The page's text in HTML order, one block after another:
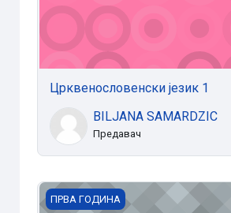
Црквенословенски језик 1
BILJANA SAMARDZIC
Предавач
Серпска црквена књижевност 2
ПРВА ГОДИНА